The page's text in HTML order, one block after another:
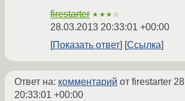
firestarter ★★★☆
28.03.2013 20:33:01 +00:00
Показать ответ
Ссылка
Ответ на: комментарий от firestarter
20:33:01 +00:00